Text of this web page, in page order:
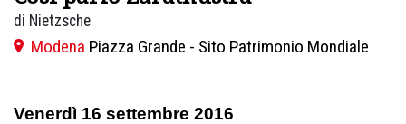
di Nietzsche
Modena Piazza Grande - Sito Patrimonio Mondiale
Venerdì 16 settembre 2016